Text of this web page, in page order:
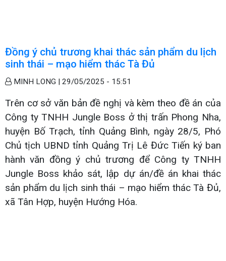
Đồng ý chủ trương khai thác sản phẩm du lịch
sinh thái – mạo hiểm thác Tà Đủ
MINH LONG | 29/05/2025 - 15:51
Trên cơ sở văn bản đề nghị và kèm theo đề án của
Công ty TNHH Jungle Boss ở thị trấn Phong Nha,
huyện Bố Trạch, tỉnh Quảng Bình, ngày 28/5, Phó
Chủ tịch UBND tỉnh Quảng Trị Lê Đức Tiến ký ban
hành văn đồng ý chủ trương để Công ty TNHH
Jungle Boss khảo sát, lập dự án/đề án khai thác
sản phẩm du lịch sinh thái – mạo hiểm thác Tà Đủ,
xã Tân Hợp, huyện Hướng Hóa.